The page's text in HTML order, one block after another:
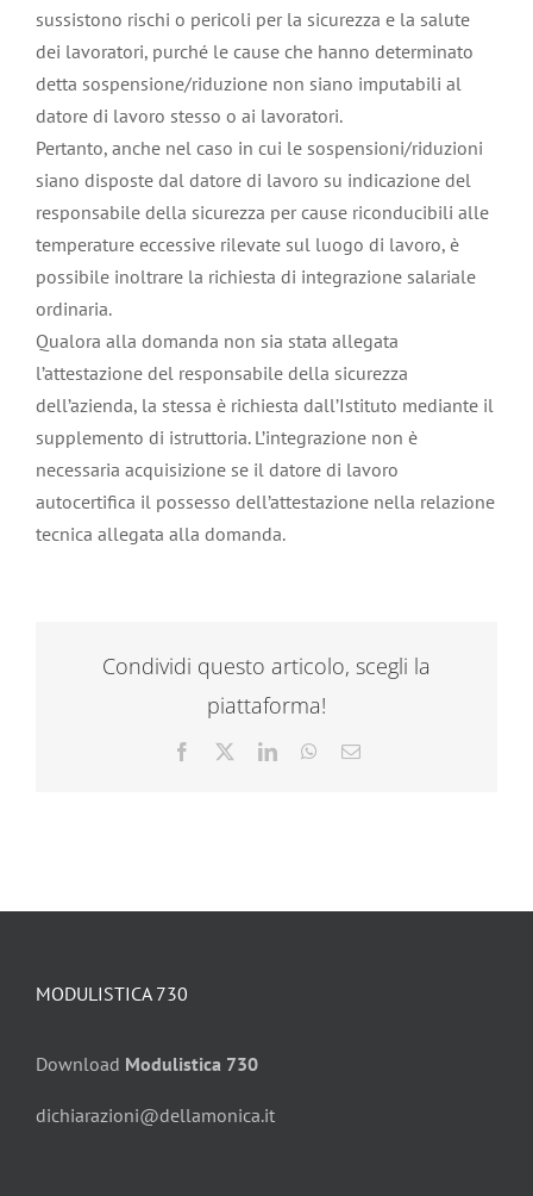
sussistono rischi o pericoli per la sicurezza e la salute
dei lavoratori, purché le cause che hanno determinato
detta sospensione/riduzione non siano imputabili al
datore di lavoro stesso o ai lavoratori.
Pertanto, anche nel caso in cui le sospensioni/riduzioni
siano disposte dal datore di lavoro su indicazione del
responsabile della sicurezza per cause riconducibili alle
temperature eccessive rilevate sul luogo di lavoro, è
possibile inoltrare la richiesta di integrazione salariale
ordinaria.
Qualora alla domanda non sia stata allegata
l’attestazione del responsabile della sicurezza
dell’azienda, la stessa è richiesta dall’Istituto mediante il
supplemento di istruttoria. L’integrazione non è
necessaria acquisizione se il datore di lavoro
autocertifica il possesso dell’attestazione nella relazione
tecnica allegata alla domanda.
Condividi questo articolo, scegli la
piattaforma!
Facebook LinkedInWhatsApp
Email
MODULISTICA 730
Download Modulistica 730
dichiarazioni@dellamonica.it